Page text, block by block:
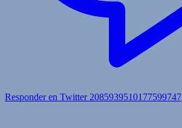
Responder en Twitter 2085939510177599747